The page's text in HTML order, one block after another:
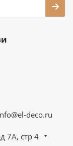
deco.ru
7А, стр 4